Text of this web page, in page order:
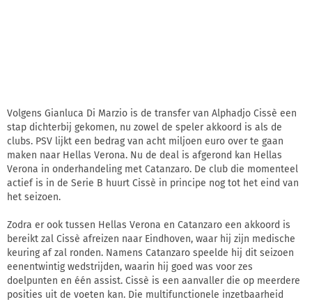
Volgens Gianluca Di Marzio is de transfer van Alphadjo Cissè een
stap dichterbij gekomen, nu zowel de speler akkoord is als de
clubs. PSV lijkt een bedrag van acht miljoen euro over te gaan
maken naar Hellas Verona. Nu de deal is afgerond kan Hellas
Verona in onderhandeling met Catanzaro. De club die momenteel
actief is in de Serie B huurt Cissè in principe nog tot het eind van
het seizoen.
Zodra er ook tussen Hellas Verona en Catanzaro een akkoord is
bereikt zal Cissè afreizen naar Eindhoven, waar hij zijn medische
keuring af zal ronden. Namens Catanzaro speelde hij dit seizoen
eenentwintig wedstrijden, waarin hij goed was voor zes
doelpunten en één assist. Cissè is een aanvaller die op meerdere
posities uit de voeten kan. Die multifunctionele inzetbaarheid